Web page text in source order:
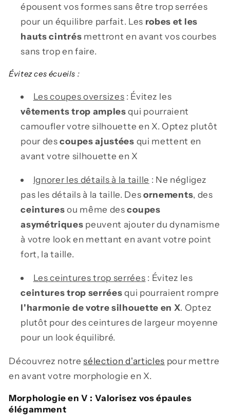
épousent vos formes sans être trop serrées
pour un équilibre parfait. Les robes et les
hauts cintrés mettront en avant vos courbes
sans trop en faire.
Évitez ces écueils :
Les coupes oversizes : Évitez les
vêtements trop amplesqui pourraient
camoufler votre silhouette en X. Optez plutôt
pour descoupes ajustées qui mettent en
avant votre silhouette en X
Ignorer les détails à la taille : Ne négligez
pas les détails à la taille. Desornements, des
ceinturesou même descoupes
asymétriques peuvent ajouter du dynamisme
à votre look en mettant en avant votre point
fort, la taille.
Les ceintures trop serrées : Évitez les
ceintures trop serréesqui pourraient rompre
l'harmonie de votre silhouette en X. Optez
plutôt pour des ceintures de largeur moyenne
pour un look équilibré.
Découvrez notresélection d'articles pour mettre
en avant votre morphologie en X.
Morphologie en V : Valorisez vos épaules
élégamment